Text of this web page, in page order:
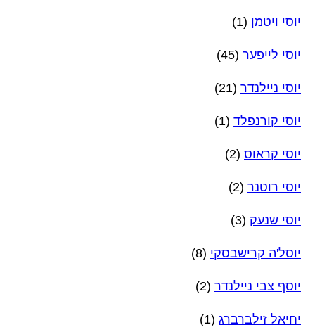
יוסי ויטמן (1)
יוסי לייפער (45)
יוסי ניילנדר (21)
יוסי קורנפלד (1)
יוסי קראוס (2)
יוסי רוטנר (2)
יוסי שנעק (3)
יוסל'ה קרישבסקי (8)
יוסף צבי ניילנדר (2)
יחיאל זילברברג (1)